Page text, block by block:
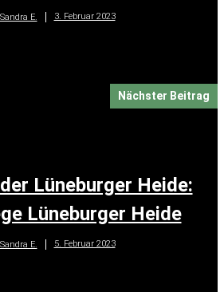
Sandra E. 3. Februar 2023
Nächster Beitrag
Lüneburger Heide:
Lüneburger Heide
Sandra E. 5. Februar 2023